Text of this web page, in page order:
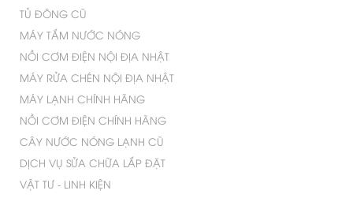
TỦ ĐÔNG CŨ
MÁY TẮM NƯỚC NÓNG
NỒI CƠM ĐIỆN NỘI ĐỊA NHẬT
MÁY RỬA CHÉN NỘI ĐỊA NHẬT
MÁY LẠNH CHÍNH HÃNG
NỒI CƠM ĐIỆN CHÍNH HÃNG
CÂY NƯỚC NÓNG LẠNH CŨ
DỊCH VỤ SỬA CHỮA LẮP ĐẶT
VẬT TƯ - LINH KIỆN